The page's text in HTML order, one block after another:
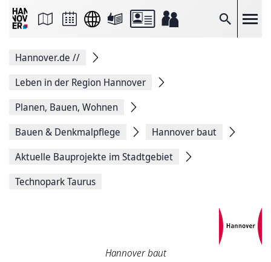
Suche
Seite
Facebook
teilen
Seitenlink
Seite
Hannover.de //
Leben in der Region Hannover
Planen, Bauen, Wohnen
Bauen & Denkmalpflege
Hannover baut
Aktuelle Bauprojekte im Stadtgebiet
Technopark Taurus
Hannover baut